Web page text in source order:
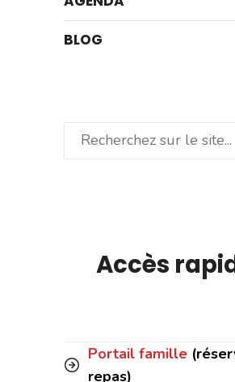
BLOG
Rechercher
Accès
Portail famille
repas)